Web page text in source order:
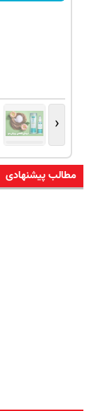
‹
مطالب پیشنهادی